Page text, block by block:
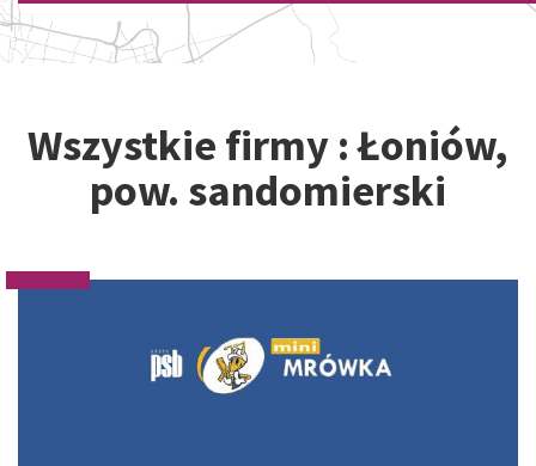
Wszystkie firmy : Łoniów,
pow. sandomierski